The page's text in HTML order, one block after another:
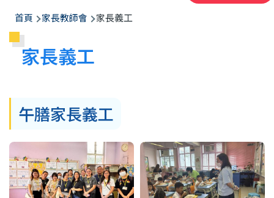
導
航
連
首頁 家長教師會 家長義工
家長義工
午膳家長義工